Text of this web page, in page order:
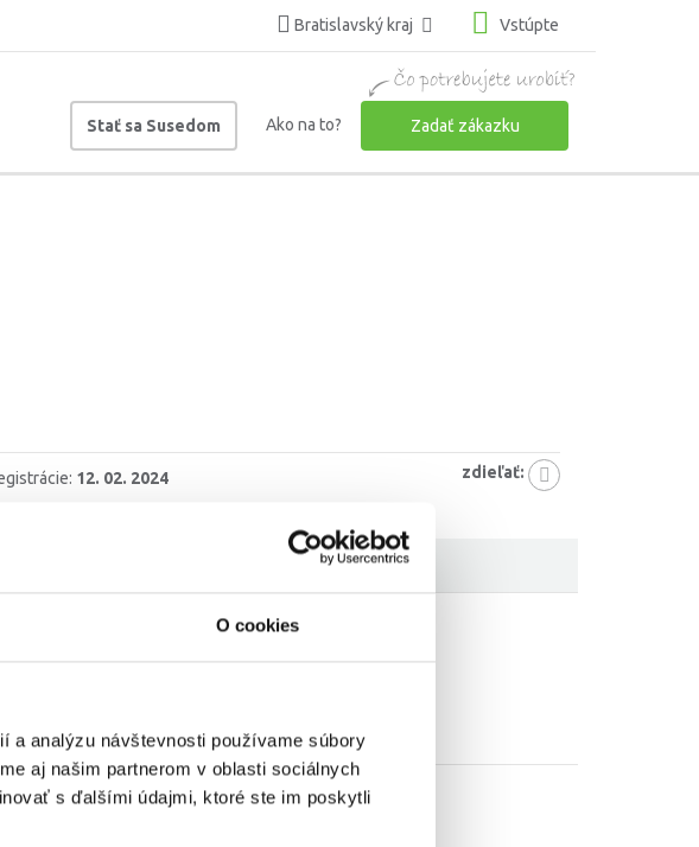
O cookies
a analýzu návštevnosti používame súbory
aj našim partnerom v oblasti sociálnych
s ďalšími údajmi, ktoré ste im poskytli
Bratislavský kraj Vstúpte
Stať sa Susedom Ako na to? Zadať zákazku
12. 02. 2024 zdieľať: